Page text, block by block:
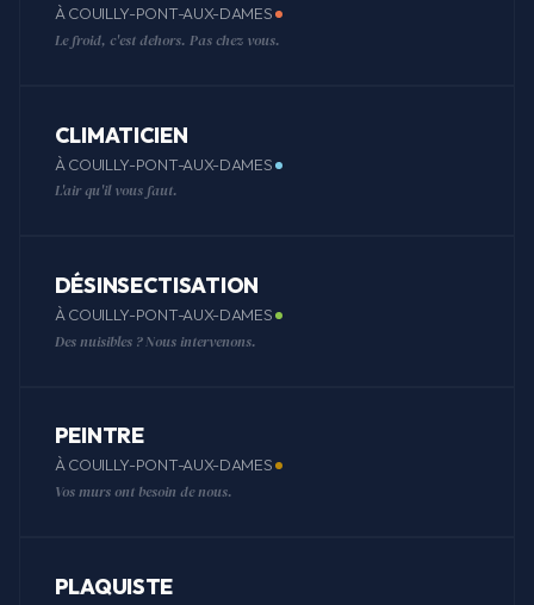
À COUILLY-PONT-AUX-DAMES
Le froid, c'est dehors. Pas chez vous.
CLIMATICIEN
À COUILLY-PONT-AUX-DAMES
L'air qu'il vous faut.
DÉSINSECTISATION
À COUILLY-PONT-AUX-DAMES
Des nuisibles ? Nous intervenons.
PEINTRE
À COUILLY-PONT-AUX-DAMES
Vos murs ont besoin de nous.
PLAQUISTE